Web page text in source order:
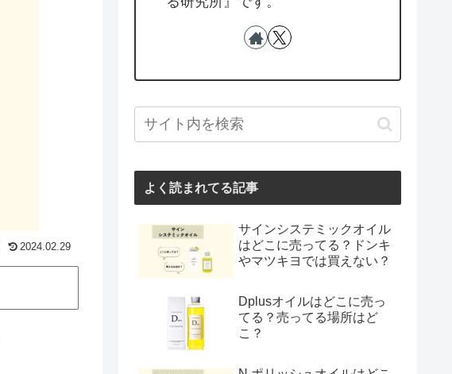
2024.02.29
よく読まれてる記事
サインシステミックオイル
はどこに売ってる？ドンキ
やマツキヨでは買えない？
Dplusオイルはどこに売っ
てる？売ってる場所はど
こ？